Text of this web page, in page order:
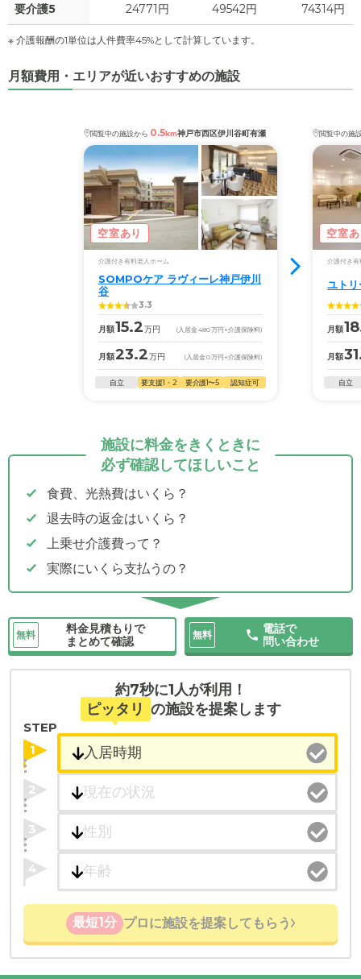
要介護5 24771円 49542円 74314円
※ 介護報酬の1単位は人件費率45%として計算しています。
月額費用・エリアが近いおすすめの施設
閲覧中の施設から 0.5km神戸市西区伊川谷町有瀬
空室あり
介護付き有料老人ホーム
SOMPOケア ラヴィーレ神戸伊川
谷
3.3
月額15.2万円 (入居金480万円 +介護保険料)
月額23.2万円 (入居金0万円 +介護保険料)
自立 要支援1・2 要介護1〜5 認知症可
閲覧中の施
空室
介護付き有
ユト
月額
月額
自立
施設に料金をきくときに
必ず確認してほしいこと
食費、光熱費はいくら？
退去時の返金はいくら？
上乗せ介護費って？
実際にいくら支払うの？
無料
料金見積もりで
まとめて確認
無料
電話で
問い合わせ
約7秒に1人が利用！
ピッタリ の施設を提案します
STEP
1
2
3
4
最短1分 プロに施設を提案してもらう